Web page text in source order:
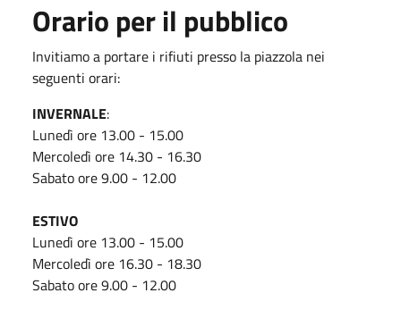
Orario per il pubblico
Invitiamo a portare i rifiuti presso la piazzola nei
seguenti orari:
INVERNALE:
Lunedì ore 13.00 - 15.00
Mercoledì ore 14.30 - 16.30
Sabato ore 9.00 - 12.00
ESTIVO
Lunedì ore 13.00 - 15.00
Mercoledì ore 16.30 - 18.30
Sabato ore 9.00 - 12.00